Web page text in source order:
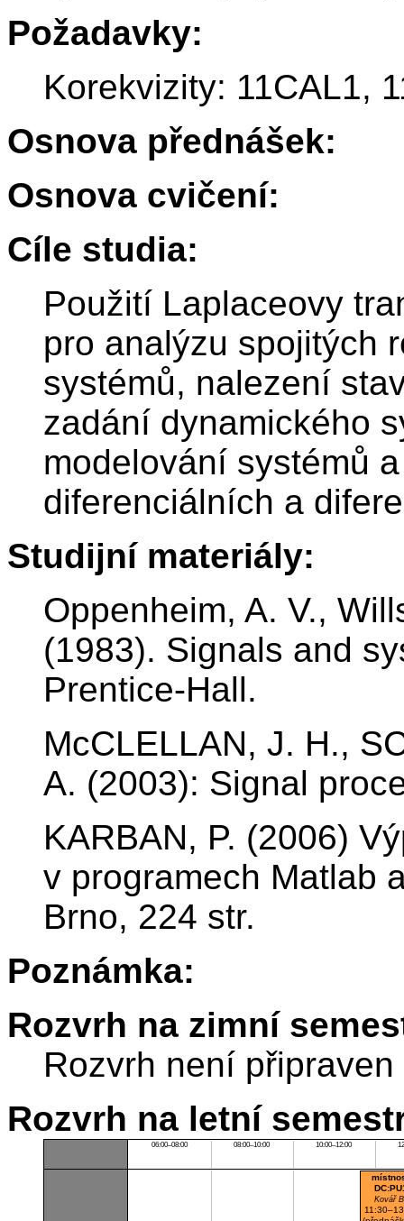
Požadavky:
Korekvizity: 11CAL1,
Osnova přednášek:
Osnova cvičení:
Cíle studia:
Použití Laplaceovy
pro analýzu spojitých
systémů, nalezení
zadání dynamického
modelování systémů
diferenciálních a
Studijní materiály:
Oppenheim, A. V.,
(1983). Signals and
Prentice-Hall.
McCLELLAN, J. H.,
A. (2003): Signal
KARBAN, P. (2006)
v programech Matlab
Brno, 224 str.
Poznámka:
Rozvrh na zimní
Rozvrh není připraven
Rozvrh na letní
06:00–08:00 08:00–10:00 10:00–12:00
Kovář